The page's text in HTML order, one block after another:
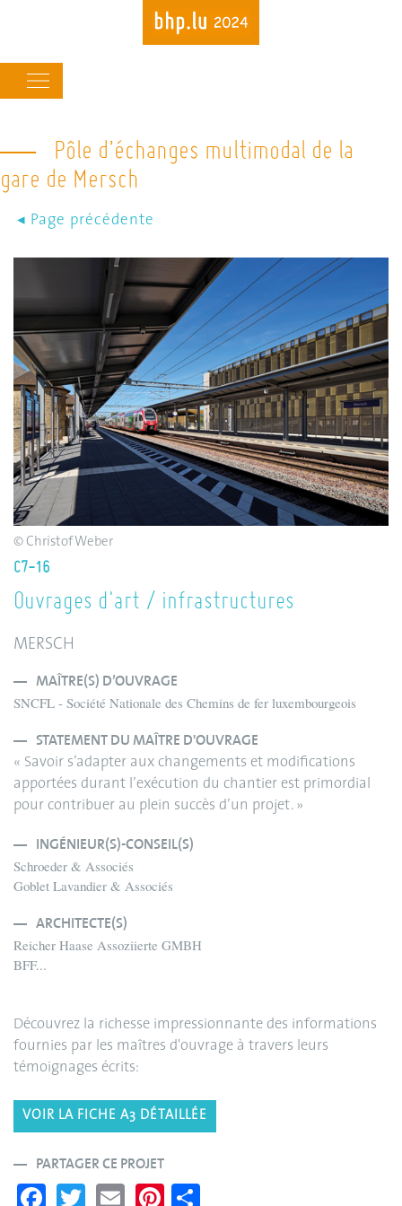
Skip
to
navigation
Pôle d’échanges multimodal de la
gare de Mersch
C7-16
Ouvrages d'art / infrastructures
MERSCH
MAÎTRE(S) D’OUVRAGE
SNCFL - Société Nationale des Chemins de fer luxembourgeois
STATEMENT DU MAÎTRE D'OUVRAGE
« Savoir s’adapter aux changements et modifications
apportées durant l’exécution du chantier est primordial
pour contribuer au plein succès d’un projet. »
INGÉNIEUR(S)-CONSEIL(S)
Schroeder & Associés
Goblet Lavandier & Associés
ARCHITECTE(S)
Reicher Haase Assoziierte GMBH
BFF...
Découvrez la richesse impressionnante des informations
fournies par les maîtres d'ouvrage à travers leurs
témoignages écrits:
VOIR LA FICHE A3 DÉTAILLÉE
PARTAGER CE PROJET
Fa T E Pi
© Christof Weber